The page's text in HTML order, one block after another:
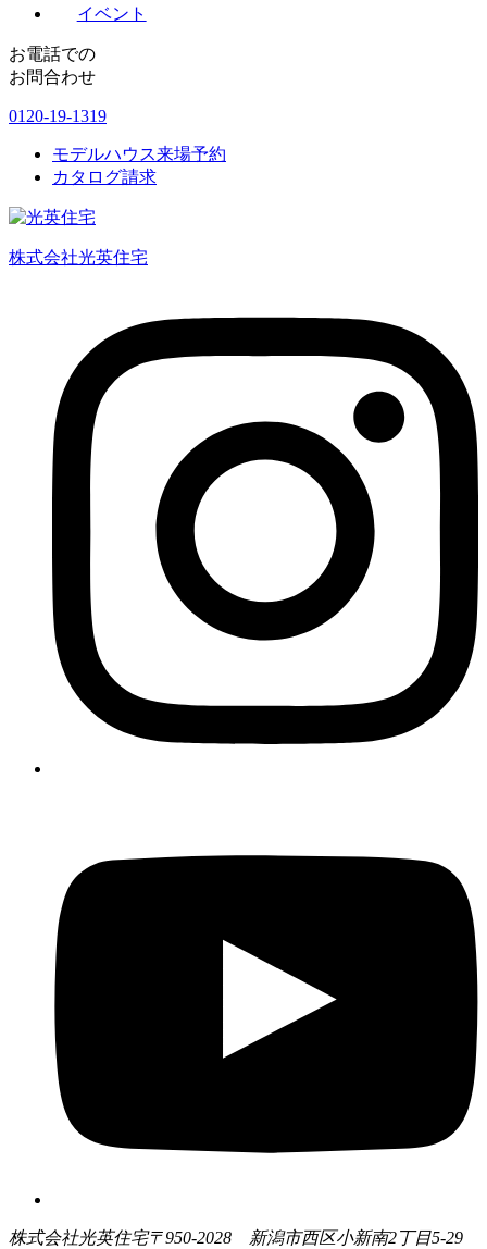
イベント
お電話での
お問合わせ
0120-19-1319
モデルハウス来場予約
カタログ請求
株式会社光英住宅
株式会社光英住宅〒950-2028 新潟市西区小新南2丁目5-29